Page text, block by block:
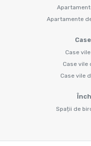
Apartamente
Case
Case vile
Case vile
Spații de